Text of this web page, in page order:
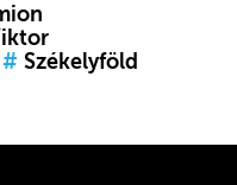
# Székelyföld